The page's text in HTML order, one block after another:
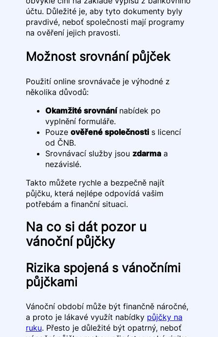
účtu. Důležité je, aby tyto dokumenty byly
pravdivé, neboť společnosti mají programy
na ověření jejich pravosti.
Možnost srovnání půjček
Použití online srovnávače je výhodné z
několika důvodů:
Okamžité srovnánínabídek po
vyplnění formuláře.
Pouze ověřené společnostis licencí
od ČNB.
Srovnávací služby jsou zdarmaa
nezávislé.
Takto můžete rychle a bezpečně najít
půjčku, která nejlépe odpovídá vašim
potřebám a finanční situaci.
Na co si dát pozor u
vánoční půjčky
Rizika spojená s vánočními
půjčkami
Vánoční období může být finančně náročné,
a proto je lákavé využít nabídky půjčky na
ruku. Přesto je důležité být opatrný, neboť